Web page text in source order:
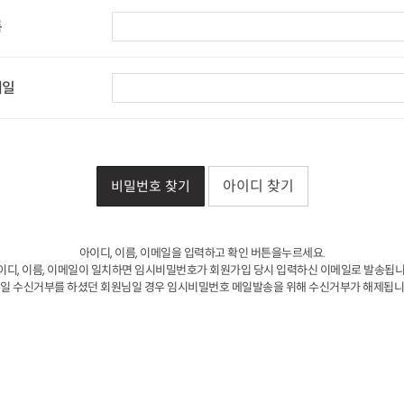
아이디 찾기
아이디, 이름, 이메일을 입력하고 확인 버튼을누르세요.
디, 이름, 이메일이 일치하면 임시비밀번호가 회원가입 당시 입력하신 이메일로 발송됩
수신거부를 하셨던 회원님일 경우 임시비밀번호 메일발송을 위해 수신거부가 해제됩